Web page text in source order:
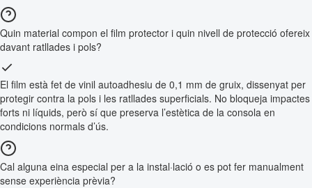
Quin material compon el film protector i quin nivell de protecció ofereix
davant ratllades i pols?
El film està fet de vinil autoadhesiu de 0,1 mm de gruix, dissenyat per
protegir contra la pols i les ratllades superficials. No bloqueja impactes
forts ni líquids, però sí que preserva l’estètica de la consola en
condicions normals d’ús.
Cal alguna eina especial per a la instal·lació o es pot fer manualment
sense experiència prèvia?